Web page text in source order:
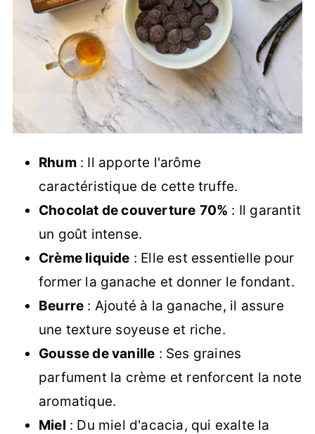
Rhum: Il apporte l'arôme
caractéristique de cette truffe.
Chocolat de couverture 70% : Il garantit
un goût intense.
Crème liquide : Elle est essentielle pour
former la ganache et donner le fondant.
Beurre : Ajouté à la ganache, il assure
une texture soyeuse et riche.
Gousse de vanille : Ses graines
parfument la crème et renforcent la note
aromatique.
Miel : Du miel d'acacia, qui exalte la